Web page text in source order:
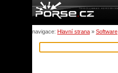
navigace: Hlavní strana » Software